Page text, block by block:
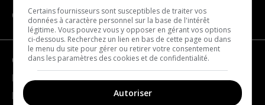
CATEGORIES
Geography
France
Europe
Certains fournisseurs sont susceptibles de traiter vos
données à caractère personnel sur la base de l'intérêt
légitime. Vous pouvez vous y opposer en gérant vos options
ci-dessous. Recherchez un lien en bas de cette page ou dans
le menu du site pour gérer ou retirer votre consentement
dans les paramètres des cookies et de confidentialité.
Autoriser